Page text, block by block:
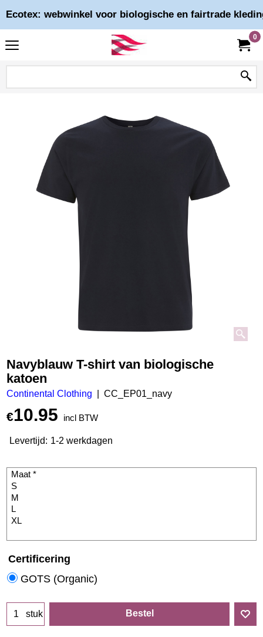
Ecotex: webwinkel voor biologische en fairtrade
0
Navyblauw T-shirt van biologische
katoen
Continental Clothing CC_EP01_navy
€10.95 incl BTW
Levertijd: 1-2 werkdagen
Certificering
GOTS (Organic)
stuk Bestel